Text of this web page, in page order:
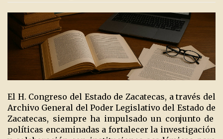
El H. Congreso del Estado de Zacatecas, a través del
Archivo General del Poder Legislativo del Estado de
Zacatecas, siempre ha impulsado un conjunto de
políticas encaminadas a fortalecer la investigación